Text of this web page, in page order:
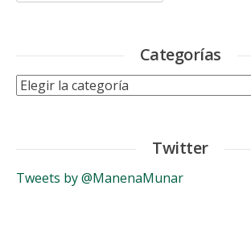
Categorías
Categorías
Twitter
Tweets by @ManenaMunar